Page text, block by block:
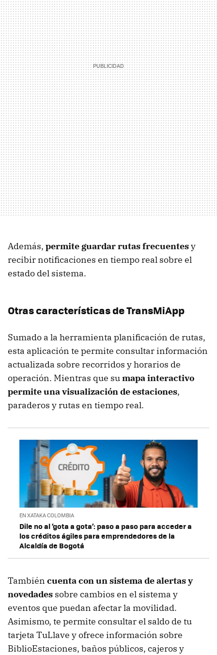
Además, permite guardar rutas frecuentesy
recibir notificaciones en tiempo real sobre el
estado del sistema.
Otras características de TransMiApp
Sumado a la herramienta planificación de rutas,
esta aplicación te permite consultar información
actualizada sobre recorridos y horarios de
operación. Mientras que sumapa interactivo
permite una visualización de estaciones,
paraderos y rutas en tiempo real.
EN XATAKA COLOMBIA
Dile no al ‘gota a gota’: paso a paso para acceder a
los créditos ágiles para emprendedores de la
Alcaldía de Bogotá
También cuenta con un sistema de alertas y
novedades sobre cambios en el sistema y
eventos que puedan afectar la movilidad.
Asimismo, te permite consultar el saldo de tu
tarjeta TuLlave y ofrece información sobre
BiblioEstaciones, baños públicos, cajeros y